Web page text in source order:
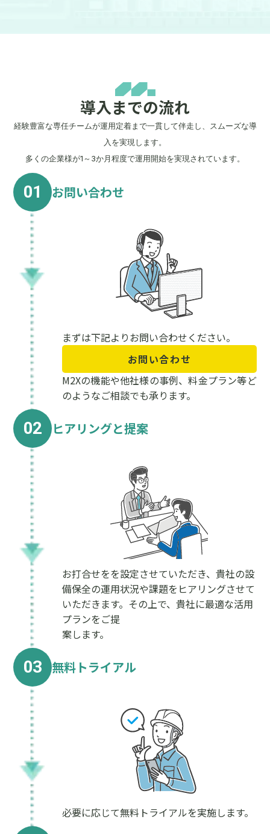
導入までの流れ
経験豊富な専任チームが運用定着まで一貫して伴走し、スムーズな導
入を実現します。
多くの企業様が1～3か月程度で運用開始を実現されています。
01 お問い合わせ
まずは下記よりお問い合わせください。
お問い合わせ
M2Xの機能や他社様の事例、料金プラン等ど
のようなご相談でも承ります。
02 ヒアリングと提案
お打合せをを設定させていただき、貴社の設
備保全の運用状況や課題をヒアリングさせて
いただきます。その上で、貴社に最適な活用
プランをご提
案します。
03 無料トライアル
必要に応じて無料トライアルを実施します。